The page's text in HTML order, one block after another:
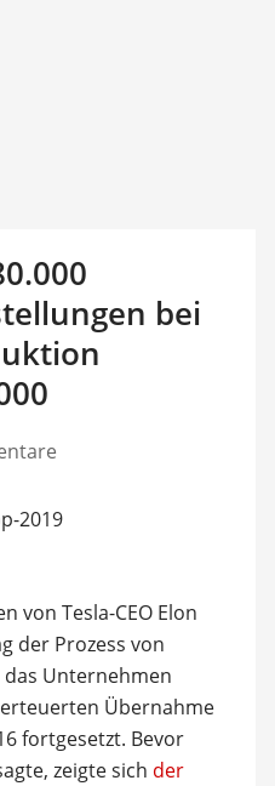
bei
von Tesla-CEO Elon
der Prozess von
Unternehmen
Übernahme
fortgesetzt. Bevor
zeigte sich der